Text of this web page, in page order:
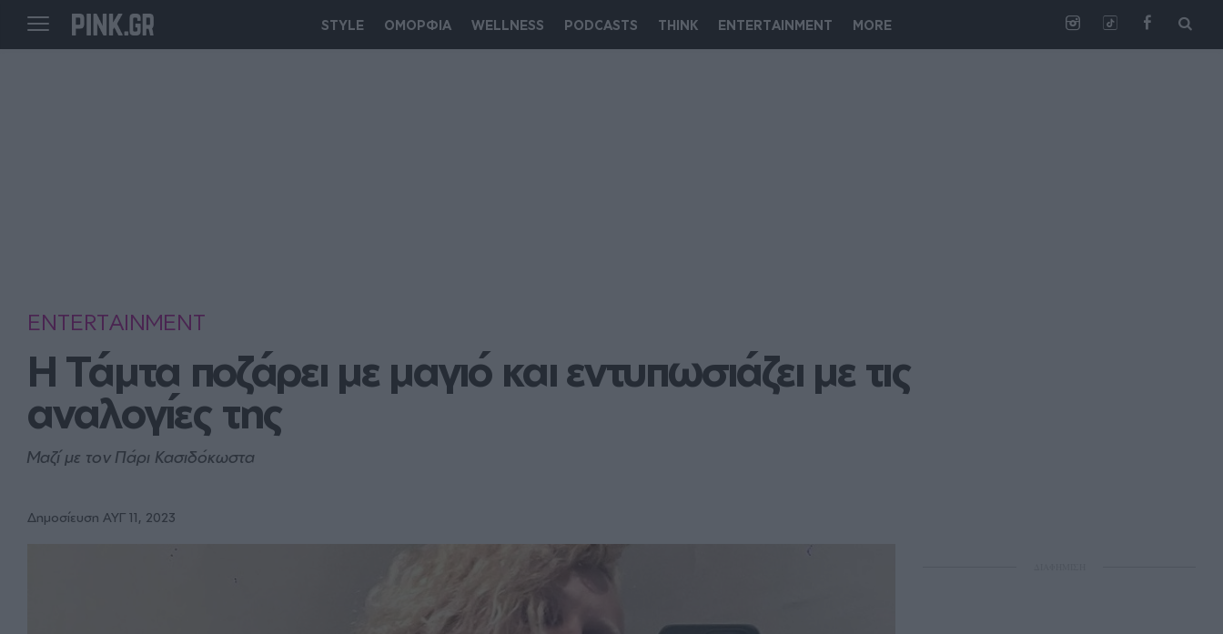
STYLE ΟΜΟΡΦΙΑ WELLNESS PODCASTS THINK ENTERTAINMENT MORE
ENTERTAINMENT
Η Τάμτα ποζάρει με μαγιό και εντυπωσιάζει με τις
αναλογίες της
Μαζί με τον Πάρι Κασιδόκωστα
Δημοσίευση ΑΥΓ 11, 2023